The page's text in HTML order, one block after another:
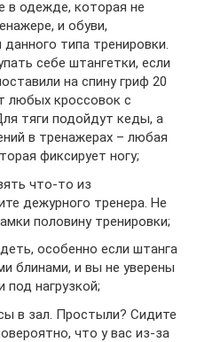
в одежде, которая не
и обуви,
типа тренировки.
себе штангетки, если
на спину гриф 20
любых кроссовок с
тяги подойдут кеды, а
в тренажерах – любая
фиксирует ногу;
что-то из
дежурного тренера. Не
половину тренировки;
особенно если штанга
блинами, и вы не уверены
под нагрузкой;
в зал. Простыли? Сидите
что у вас из-за